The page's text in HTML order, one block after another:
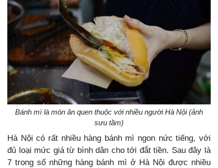
Bánh mì là món ăn quen thuộc với nhiều người Hà Nội (ảnh
sưu tầm)
Hà Nội có rất nhiều hàng bánh mì ngon nức tiếng, với
đủ loại mức giá từ bình dân cho tới đắt tiền. Sau đây là
7 trong số những hàng bánh mì ở Hà Nội được nhiều